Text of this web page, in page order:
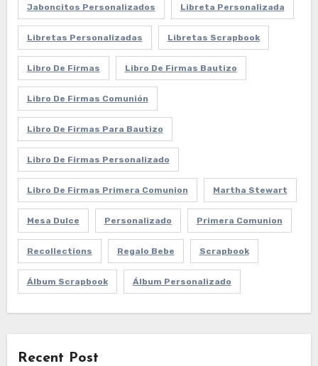
Jaboncitos Personalizados Libreta Personalizada
Libretas Personalizadas Libretas Scrapbook
Libro De Firmas Libro De Firmas Bautizo
Libro De Firmas Comunión
Libro De Firmas Para Bautizo
Libro De Firmas Personalizado
Libro De Firmas Primera Comunion Martha Stewart
Mesa Dulce Personalizado Primera Comunion
Recollections Regalo Bebe Scrapbook
Álbum Scrapbook Álbum Personalizado
Recent Post